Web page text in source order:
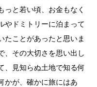
っと若い頃、お金もなく
やドミトリーに泊まって
たことがあったと思いま
、その大切さを思い出し
、見知らぬ土地で知る何
かが、確かに旅にはあ